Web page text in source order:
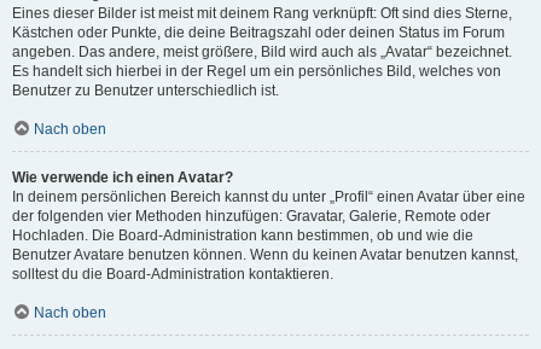
Eines dieser Bilder ist meist mit deinem Rang verknüpft: Oft sind dies Sterne,
Kästchen oder Punkte, die deine Beitragszahl oder deinen Status im Forum
angeben. Das andere, meist größere, Bild wird auch als „Avatar“ bezeichnet.
Es handelt sich hierbei in der Regel um ein persönliches Bild, welches von
Benutzer zu Benutzer unterschiedlich ist.
Nach oben
Wie verwende ich einen Avatar?
In deinem persönlichen Bereich kannst du unter „Profil“ einen Avatar über eine
der folgenden vier Methoden hinzufügen: Gravatar, Galerie, Remote oder
Hochladen. Die Board-Administration kann bestimmen, ob und wie die
Benutzer Avatare benutzen können. Wenn du keinen Avatar benutzen kannst,
solltest du die Board-Administration kontaktieren.
Nach oben